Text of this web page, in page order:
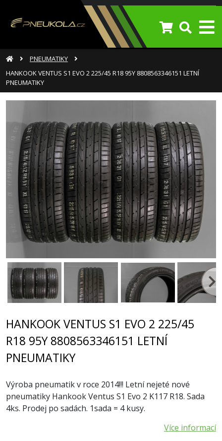
PNEUMATIKY
HANKOOK VENTUS S1 EVO 2 225/45 R18 95Y 8808563346151 LETNÍ
PNEUMATIKY
HANKOOK VENTUS S1 EVO 2 225/45
R18 95Y 8808563346151 LETNÍ
PNEUMATIKY
Výroba pneumatik v roce 2014!!! Letní nejeté nové
pneumatiky Hankook Ventus S1 Evo 2 K117 R18. Sada
4ks. Prodej po sadách. 1sada = 4 kusy.
Více informací